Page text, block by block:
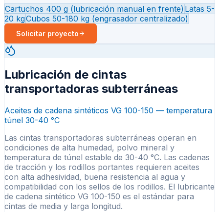
Cartuchos 400 g (lubricación manual en frente) Latas 5-
20 kgCubos 50-180 kg (engrasador centralizado)
Solicitar proyecto
Lubricación de cintas
transportadoras subterráneas
Aceites de cadena sintéticos VG 100-150 — temperatura
túnel 30-40 °C
Las cintas transportadoras subterráneas operan en
condiciones de alta humedad, polvo mineral y
temperatura de túnel estable de 30-40 °C. Las cadenas
de tracción y los rodillos portantes requieren aceites
con alta adhesividad, buena resistencia al agua y
compatibilidad con los sellos de los rodillos. El lubricante
de cadena sintético VG 100-150 es el estándar para
cintas de media y larga longitud.